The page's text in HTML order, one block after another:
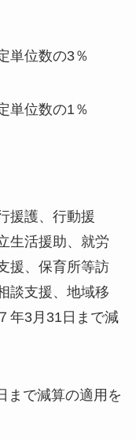
単位数の3％
単位数の1％
援護、行動援
生活援助、就労
援、保育所等訪
談支援、地域移
年3月31日まで減
まで減算の適用を